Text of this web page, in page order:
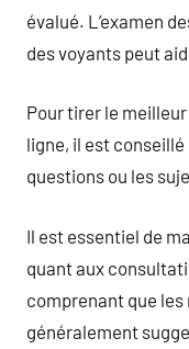
évalué. L’examen
des voyants peut
Pour tirer le meilleur
ligne, il est conseillé
questions ou les
Il est essentiel de
quant aux
comprenant que
généralement